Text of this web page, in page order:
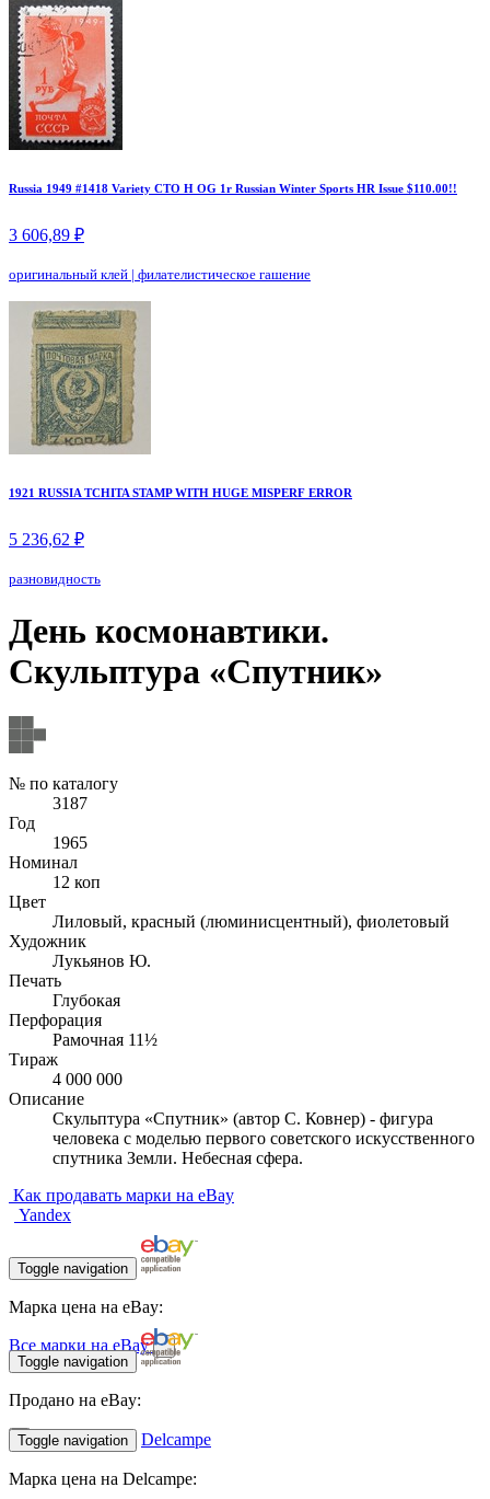
Russia 1949 #1418 Variety CTO H OG 1r Russian Winter Sports HR Issue $110.00!!
3 606,89 ₽
оригинальный клей | филателистическое гашение
1921 RUSSIA TCHITA STAMP WITH HUGE MISPERF ERROR
5 236,62 ₽
разновидность
День космонавтики.
Скульптура «Спутник»
№ по каталогу
3187
Год
1965
Номинал
12 коп
Цвет
Лиловый, красный (люминисцентный), фиолетовый
Художник
Лукьянов Ю.
Печать
Глубокая
Перфорация
Рамочная 11½
Тираж
4 000 000
Описание
Скульптура «Спутник» (автор С. Ковнер) - фигура
человека с моделью первого советского искусственного
спутника Земли. Небесная сфера.
Как продавать марки на eBay
Yandex
Toggle navigation
Марка цена на eBay:
Все марки на eBay
Toggle navigation
Продано на eBay:
Toggle navigation Delcampe
Марка цена на Delcampe: